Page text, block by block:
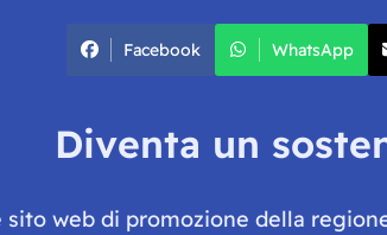
Facebook WhatsApp
Diventa un
web di promozione della